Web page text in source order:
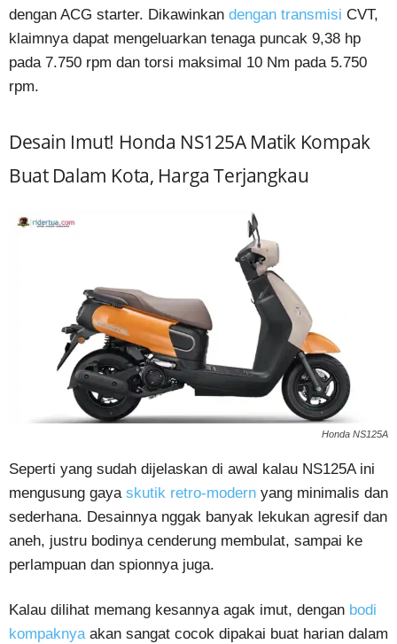
dengan ACG starter. Dikawinkan dengan transmisi CVT,
klaimnya dapat mengeluarkan tenaga puncak 9,38 hp
pada 7.750 rpm dan torsi maksimal 10 Nm pada 5.750
rpm.
Desain Imut! Honda NS125A Matik Kompak
Buat Dalam Kota, Harga Terjangkau
Honda NS125A
Seperti yang sudah dijelaskan di awal kalau NS125A ini
mengusung gaya skutik retro-modern yang minimalis dan
sederhana. Desainnya nggak banyak lekukan agresif dan
aneh, justru bodinya cenderung membulat, sampai ke
perlampuan dan spionnya juga.
Kalau dilihat memang kesannya agak imut, dengan bodi
kompaknya akan sangat cocok dipakai buat harian dalam